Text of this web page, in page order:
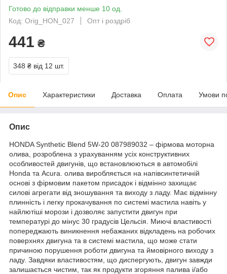
Готово до відправки менше 10 од.
Код: Orig_HON_027
Опт і роздріб
441 ₴
348 ₴ від 12 шт.
Опис Характеристики Доставка Оплата Умови
Опис
HONDA Synthetic Blend 5W-20 087989032 – фірмова моторна
олива, розроблена з урахуванням усіх конструктивних
особливостей двигунів, що встановлюються в автомобілі
Honda та Acura. олива виробляється на напівсинтетичній
основі з фірмовим пакетом присадок і відмінно захищає
силові агрегати від зношування та виходу з ладу. Має відмінну
плинність і легку прокачування по системі мастила навіть у
найлютіші морози і дозволяє запустити двигун при
температурі до мінус 30 градусів Цельсія. Миючі властивості
попереджають виникнення небажаних відкладень на робочих
поверхнях двигуна та в системі мастила, що може стати
причиною порушення роботи двигуна та ймовірного виходу з
ладу. Завдяки властивостям, що диспергують, двигун завжди
залишається чистим, так як продукти згоряння палива і/або